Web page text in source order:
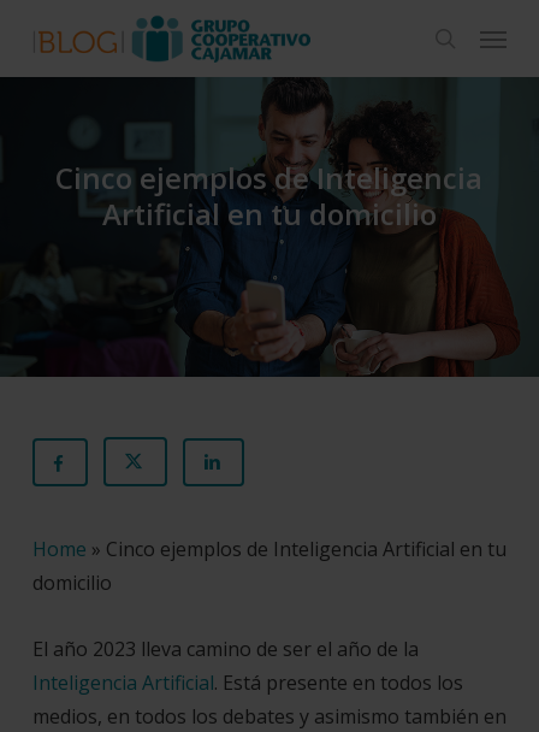
main
search
Menu
Cinco ejemplos de Inteligencia
Artificial en tu domicilio
Home » Cinco ejemplos de Inteligencia Artificial en tu
domicilio
El año 2023 lleva camino de ser el año de la
Inteligencia Artificial. Está presente en todos los
medios, en todos los debates y asimismo también en